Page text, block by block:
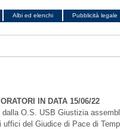
Albi ed elenchi Pubblicità legale
IN DATA 15/06/22
O.S. USB Giustizia
del Giudice di Pace di